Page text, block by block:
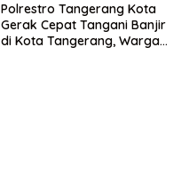
Polrestro Tangerang Kota
Gerak Cepat Tangani Banjir
di Kota Tangerang, Warga